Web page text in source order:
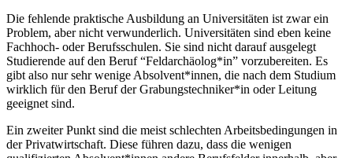
Die fehlende praktische Ausbildung an Universitäten ist zwar ein
Problem, aber nicht verwunderlich. Universitäten sind eben keine
Fachhoch- oder Berufsschulen. Sie sind nicht darauf ausgelegt
Studierende auf den Beruf “Feldarchäolog*in” vorzubereiten. Es
gibt also nur sehr wenige Absolvent*innen, die nach dem Studium
wirklich für den Beruf der Grabungstechniker*in oder Leitung
geeignet sind.
Ein zweiter Punkt sind die meist schlechten Arbeitsbedingungen in
der Privatwirtschaft. Diese führen dazu, dass die wenigen